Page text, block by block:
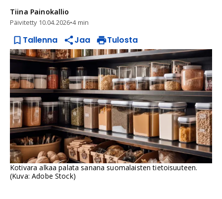
Tiina Painokallio
Päivitetty 10.04.2026•4 min
Tallenna Jaa Tulosta
Kotivara alkaa palata sanana suomalaisten tietoisuuteen.
(Kuva: Adobe Stock)